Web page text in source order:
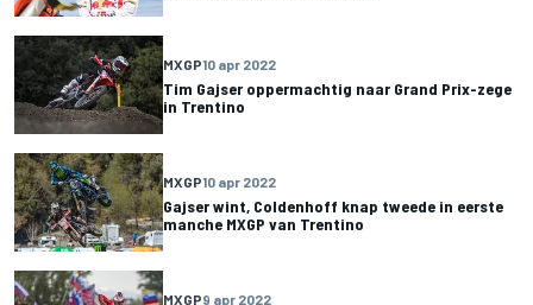
MXGP10 apr 2022
Tim Gajser oppermachtig naar Grand Prix-zege
in Trentino
MXGP10 apr 2022
Gajser wint, Coldenhoff knap tweede in eerste
manche MXGP van Trentino
MXGP9 apr 2022